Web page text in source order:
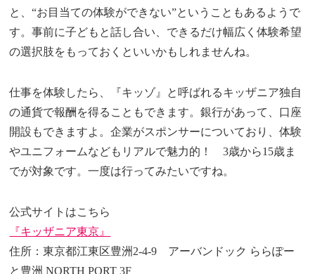
と、“お目当ての体験ができない”ということもあるようで
す。事前に子どもと話し合い、できるだけ幅広く体験希望
の選択肢をもっておくといいかもしれませんね。
仕事を体験したら、『キッゾ』と呼ばれるキッザニア独自
の通貨で報酬を得ることもできます。銀行があって、口座
開設もできますよ。企業がスポンサーについており、体験
やユニフォームなどもリアルで魅力的！ 3歳から15歳ま
でが対象です。一度は行ってみたいですね。
公式サイトはこちら
『キッザニア東京』
住所：東京都江東区豊洲2-4-9 アーバンドック ららぽー
と豊洲 NORTH PORT 3F